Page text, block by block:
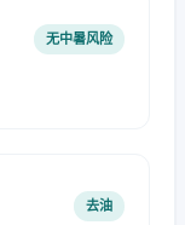
无中暑风险
去油